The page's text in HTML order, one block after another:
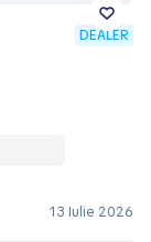
DEALER
13 Iulie 2026